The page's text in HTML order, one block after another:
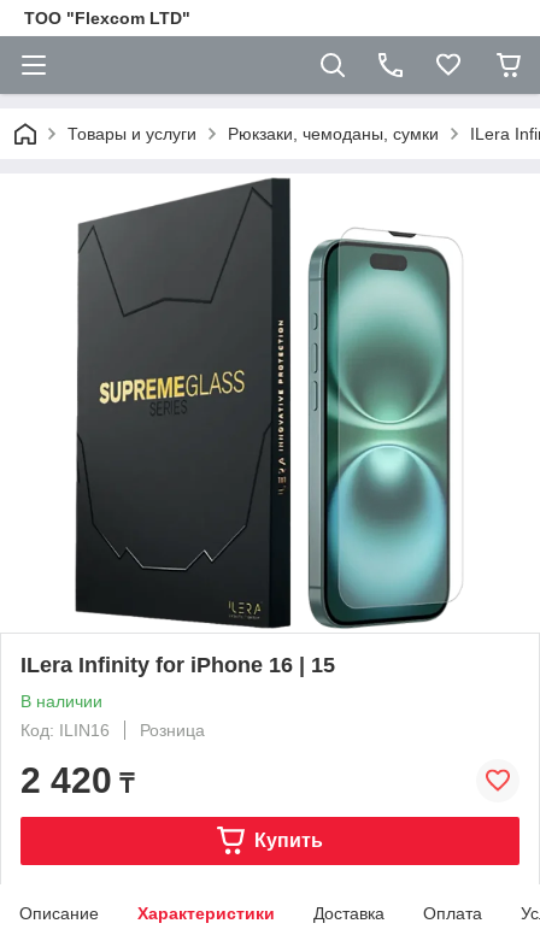
ТОО "Flexcom LTD"
Товары и услуги Рюкзаки, чемоданы, сумки ILera
ILera Infinity for iPhone 16 | 15
В наличии
Код: ILIN16
Розница
2 420 ₸
Купить
Описание Характеристики Доставка Оплата